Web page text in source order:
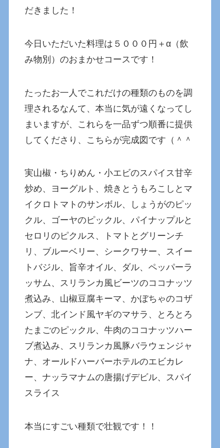
だきました！
今日いただいた料理は５０００円＋α（飲
み物別）のおまかせコースです！
たったお一人でこれだけの種類のものを調
理されるなんて、本当に気が遠くなってし
まいますが、これらを一品ずつ順番に提供
してくださり、こちらが完成図です（＾＾
実山椒・ちりめん・小エビのスパイス甘辛
炒め、ヨーグルト、焼きとうもろこしとマ
イクロトマトのサンボル、しょうがのピッ
クル、ゴーヤのピックル、パイナップルと
セロリのピクルス、トマトとグリーンチ
リ、ブルーベリー、シークワサー、スイー
トバジル、旨辛オイル、ダル、ペッパーラ
ッサム、スリランカ風ビーツのココナッツ
煮込み、山椒豆腐キーマ、かぼちゃのコザ
ンブ、北インド風ヤギのマサラ、とろとろ
たまごのピックル、牛肉のココナッツハー
ブ煮込み、スリランカ風豚バラウェンジャ
ナ、オールドハーバーホテルのエビカレ
ー、ナッラマナムの唐揚げデビル、スパイ
スライス
本当にすごい種類で壮観です！！